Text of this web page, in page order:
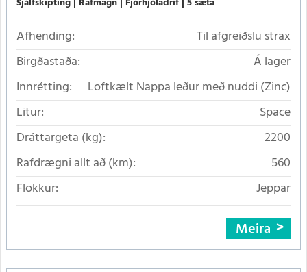
Afhending:
Til afgreiðslu strax
Birgðastaða:
Á lager
Innrétting:
Loftkælt Nappa leður með nuddi (Zinc)
Litur:
Space
Dráttargeta (kg):
2200
Rafdrægni allt að (km):
560
Flokkur:
Jeppar
Meira